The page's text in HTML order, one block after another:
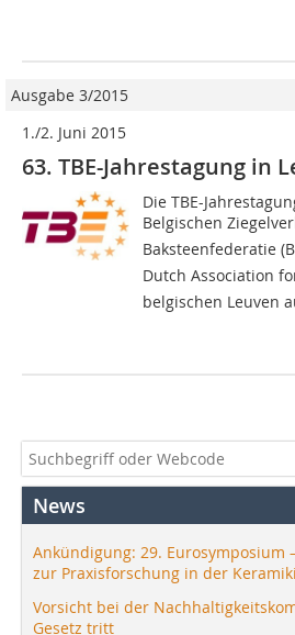
Ausgabe 3/2015
1./2. Juni 2015
63. TBE-Jahrestagung in
Die TBE-
Belgischen
Baksteenfederatie
Dutch Association
belgischen Leuven
News
Ankündigung: 29. Eurosymposium
zur Praxisforschung in der
Vorsicht bei der
Gesetz tritt